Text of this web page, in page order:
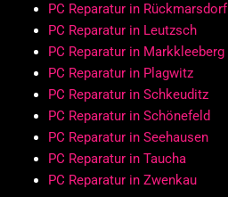
PC Reparatur in Rückmarsdorf
PC Reparatur in Leutzsch
PC Reparatur in Markkleeberg
PC Reparatur in Plagwitz
PC Reparatur in Schkeuditz
PC Reparatur in Schönefeld
PC Reparatur in Seehausen
PC Reparatur in Taucha
PC Reparatur in Zwenkau